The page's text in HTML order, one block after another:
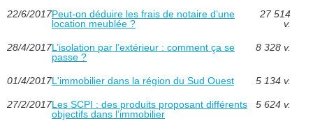
22/6/2017Peut-on déduire les frais de notaire d’une
location meublée ?
27 514
v.
28/4/2017L’isolation par l’extérieur : comment ça se
passe ?
8 328 v.
01/4/2017L'immobilier dans la région du Sud Ouest 5 134 v.
27/2/2017Les SCPI : des produits proposant différents
objectifs dans l’immobilier
5 624 v.